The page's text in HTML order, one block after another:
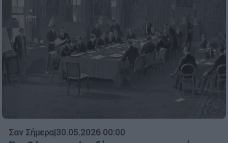
Σαν Σήμερα|30.05.2026 00:00